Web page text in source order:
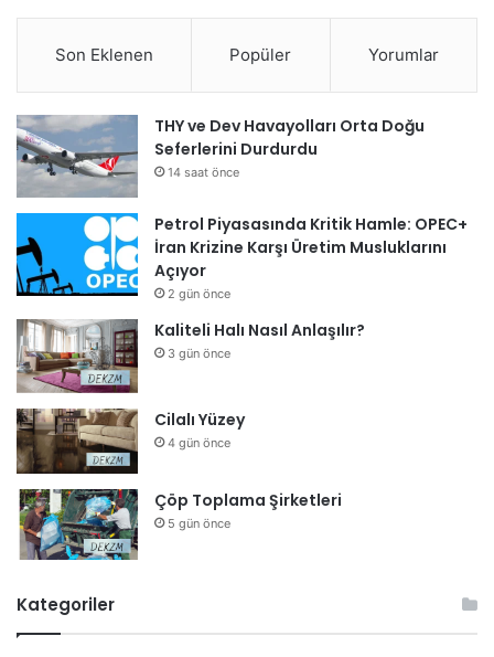
Son Eklenen Popüler Yorumlar
THY ve Dev Havayolları Orta Doğu
Seferlerini Durdurdu
14 saat önce
Petrol Piyasasında Kritik Hamle: OPEC+
İran Krizine Karşı Üretim Musluklarını
Açıyor
2 gün önce
Kaliteli Halı Nasıl Anlaşılır?
3 gün önce
Cilalı Yüzey
4 gün önce
Çöp Toplama Şirketleri
5 gün önce
Kategoriler